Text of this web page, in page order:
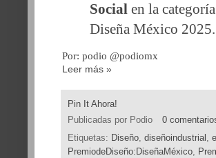
Social en la
Diseña México 2025.
Por: podio @podiomx
Leer más »
Pin It Ahora!
Publicadas por Podio
0
Etiquetas: Diseño diseñoindustrial
PremiodeDiseño:DiseñaMéxico